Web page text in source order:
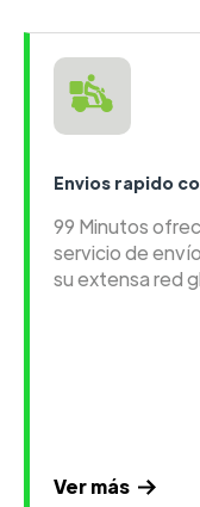
Envios rapido
99 Minutos
servicio de
su extensa red
Ver más